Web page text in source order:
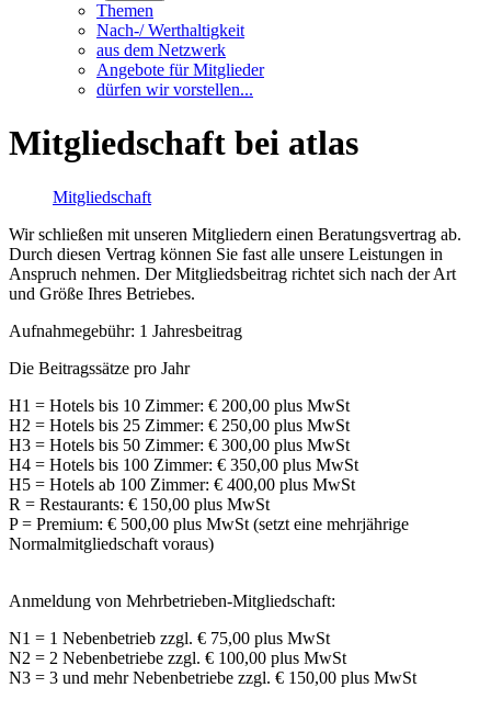
Themen
Nach-/ Werthaltigkeit
aus dem Netzwerk
Angebote für Mitglieder
dürfen wir vorstellen...
Mitgliedschaft bei atlas
Mitgliedschaft
Wir schließen mit unseren Mitgliedern einen Beratungsvertrag ab.
Durch diesen Vertrag können Sie fast alle unsere Leistungen in
Anspruch nehmen. Der Mitgliedsbeitrag richtet sich nach der Art
und Größe Ihres Betriebes.
Aufnahmegebühr: 1 Jahresbeitrag
Die Beitragssätze pro Jahr
H1 = Hotels bis 10 Zimmer: € 200,00 plus MwSt
H2 = Hotels bis 25 Zimmer: € 250,00 plus MwSt
H3 = Hotels bis 50 Zimmer: € 300,00 plus MwSt
H4 = Hotels bis 100 Zimmer: € 350,00 plus MwSt
H5 = Hotels ab 100 Zimmer: € 400,00 plus MwSt
R = Restaurants: € 150,00 plus MwSt
P = Premium: € 500,00 plus MwSt (setzt eine mehrjährige
Normalmitgliedschaft voraus)
Anmeldung von Mehrbetrieben-Mitgliedschaft:
N1 = 1 Nebenbetrieb zzgl. € 75,00 plus MwSt
N2 = 2 Nebenbetriebe zzgl. € 100,00 plus MwSt
N3 = 3 und mehr Nebenbetriebe zzgl. € 150,00 plus MwSt